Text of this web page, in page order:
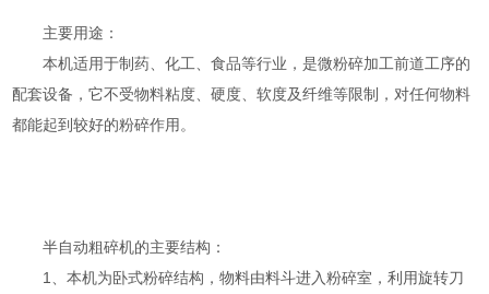
主要用途：
本机适用于制药、化工、食品等行业，是微粉碎加工前道工序的
配套设备，它不受物料粘度、硬度、软度及纤维等限制，对任何物料
都能起到较好的粉碎作用。
半自动粗碎机的主要结构：
1、本机为卧式粉碎结构，物料由料斗进入粉碎室，利用旋转刀